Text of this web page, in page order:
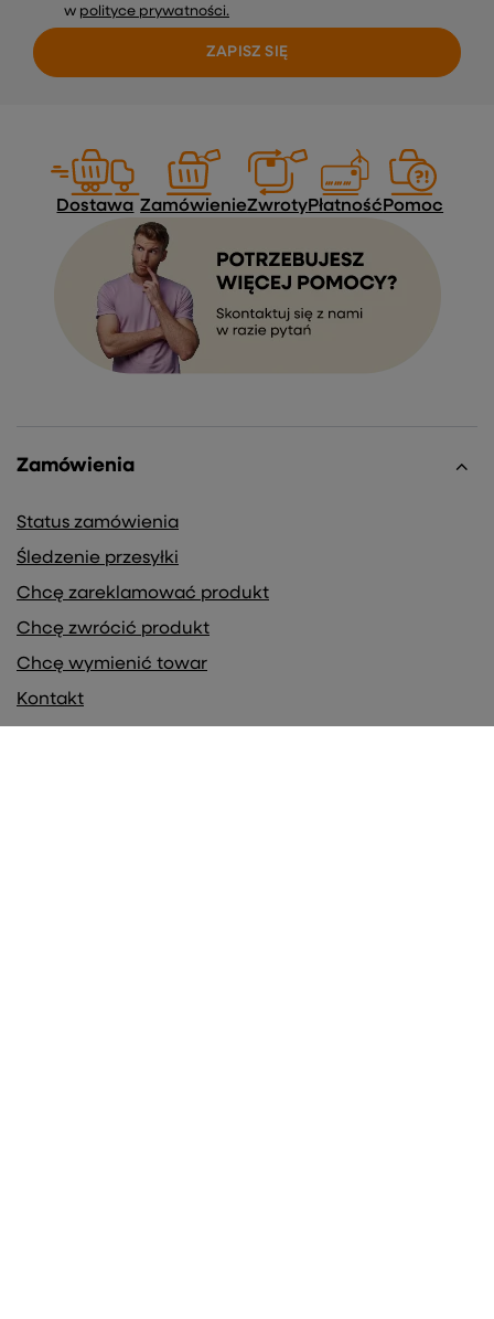
w polityce prywatności.
ZAPISZ SIĘ
Dostawa ZamówienieZwrotyPłatność Pomoc
Zamówienia
Status zamówienia
Śledzenie przesyłki
Chcę zareklamować produkt
Chcę zwrócić produkt
Chcę wymienić towar
Kontakt